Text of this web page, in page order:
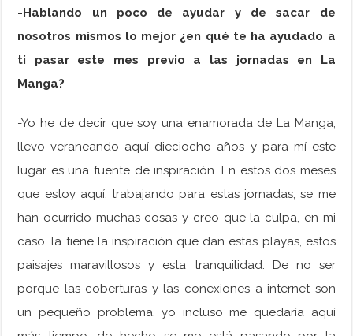
-Hablando un poco de ayudar y de sacar de
nosotros mismos lo mejor ¿en qué te ha ayudado a
ti pasar este mes previo a las jornadas en La
Manga?
-Yo he de decir que soy una enamorada de La Manga,
llevo veraneando aquí dieciocho años y para mí este
lugar es una fuente de inspiración. En estos dos meses
que estoy aquí, trabajando para estas jornadas, se me
han ocurrido muchas cosas y creo que la culpa, en mi
caso, la tiene la inspiración que dan estas playas, estos
paisajes maravillosos y esta tranquilidad. De no ser
porque las coberturas y las conexiones a internet son
un pequeño problema, yo incluso me quedaría aquí